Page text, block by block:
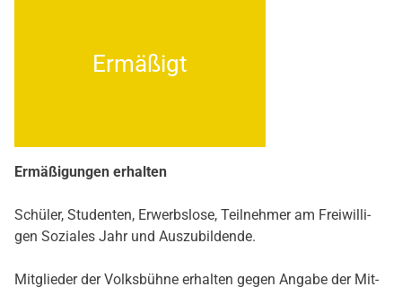
Ermä­ßigt
Ermä­ßi­gun­gen erhal­ten
Schü­ler, Stu­den­ten, Erwerbs­lo­se, Teil­neh­mer am Frei­wil­li­
gen Sozia­les Jahr und Aus­zu­bil­den­de.
Mit­glie­der der Volks­büh­ne erhal­ten gegen Anga­be der Mit­